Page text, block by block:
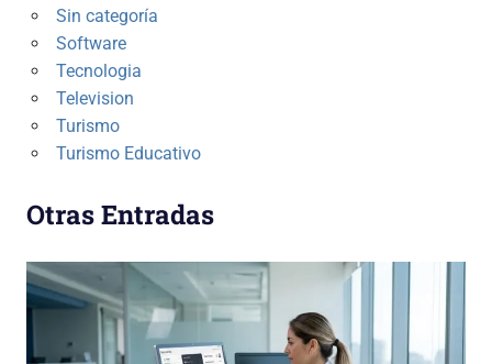
Sin categoría
Software
Tecnologia
Television
Turismo
Turismo Educativo
Otras Entradas